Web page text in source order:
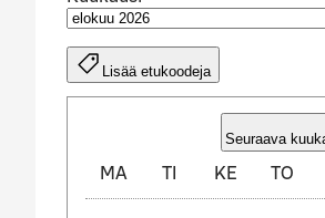
Lisää etukoodeja
ELOKUU
Seuraava
MA TI KE TO